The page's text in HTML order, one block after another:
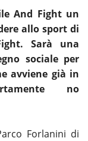
And Fight un
allo sport di
Sarà una
sociale per
avviene già in
no
Forlanini di